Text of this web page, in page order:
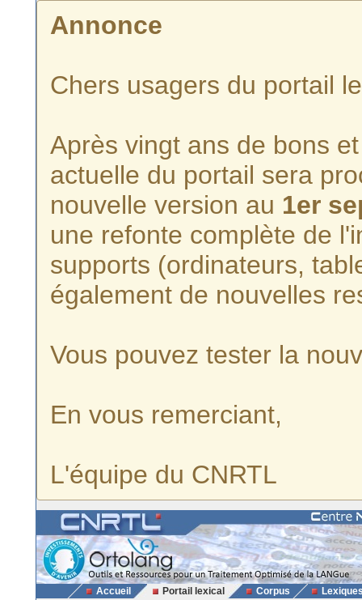
Annonce
Chers usagers du portail
Après vingt ans de bons
actuelle du portail sera
nouvelle version au 1er
une refonte complète de
supports (ordinateurs,
également de nouvelles
Vous pouvez tester la
En vous remerciant,
L'équipe du CNRTL
Accueil Portail lexical Corpus